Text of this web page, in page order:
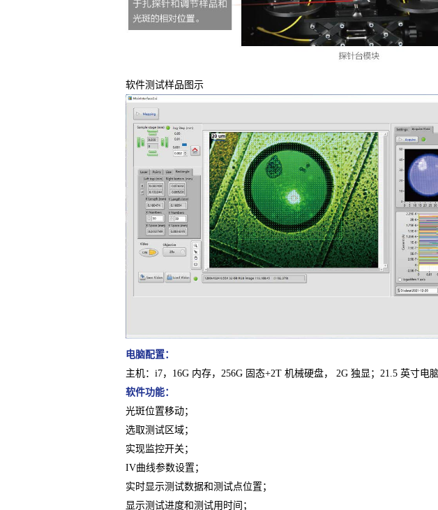
软件测试样品图示
电脑配置：
主机：i7，16G 内存，256G 固态+2T 机械硬盘， 2G 独显；21.5 英寸电
软件功能：
光斑位置移动；
选取测试区域；
实现监控开关；
IV曲线参数设置；
实时显示测试数据和测试点位置；
显示测试进度和测试用时间；